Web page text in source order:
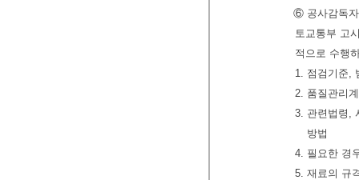
⑥ 공사감독자
토교통부 고
적으로 수행
1. 점검기준,
2. 품질관리
3. 관련법령,
방법
4. 필요한 경
5. 재료의 규